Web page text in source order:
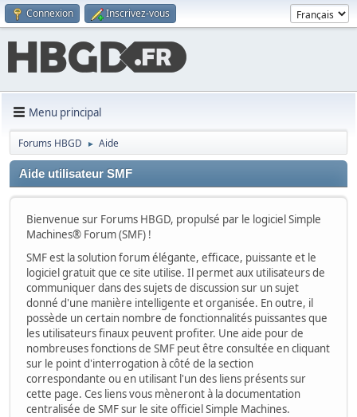
Connexion Inscrivez-vous
Menu principal
Forums HBGD ► Aide
Aide utilisateur SMF
Bienvenue sur Forums HBGD, propulsé par le logiciel Simple
Machines® Forum (SMF) !
SMF est la solution forum élégante, efficace, puissante et le
logiciel gratuit que ce site utilise. Il permet aux utilisateurs de
communiquer dans des sujets de discussion sur un sujet
donné d'une manière intelligente et organisée. En outre, il
possède un certain nombre de fonctionnalités puissantes que
les utilisateurs finaux peuvent profiter. Une aide pour de
nombreuses fonctions de SMF peut être consultée en cliquant
sur le point d'interrogation à côté de la section
correspondante ou en utilisant l'un des liens présents sur
cette page. Ces liens vous mèneront à la documentation
centralisée de SMF sur le site officiel Simple Machines.